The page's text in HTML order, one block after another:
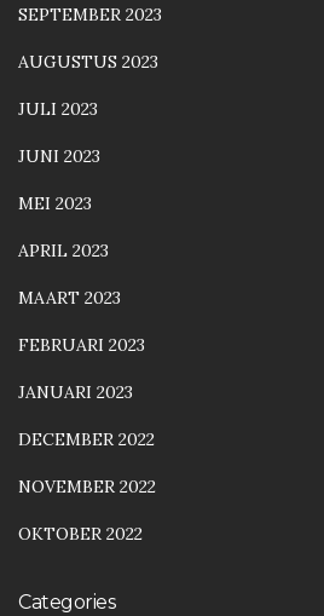
SEPTEMBER 2023
AUGUSTUS 2023
JULI 2023
JUNI 2023
MEI 2023
APRIL 2023
MAART 2023
FEBRUARI 2023
JANUARI 2023
DECEMBER 2022
NOVEMBER 2022
OKTOBER 2022
Categories